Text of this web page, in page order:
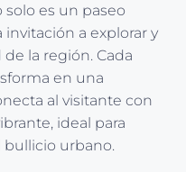
solo es un paseo
a explorar y
la región. Cada
en una
al visitante con
ideal para
bullicio urbano.